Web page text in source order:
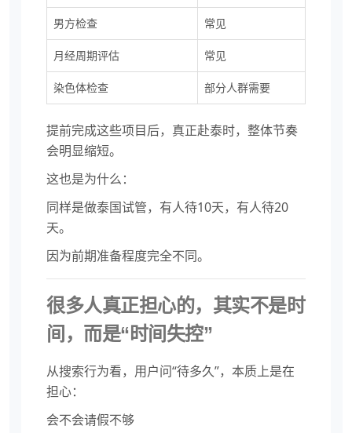
男方检查 常见
月经周期评估 常见
染色体检查 部分人群需要
提前完成这些项目后，真正赴泰时，整体节奏
会明显缩短。
这也是为什么：
同样是做泰国试管，有人待10天，有人待20
天。
因为前期准备程度完全不同。
很多人真正担心的，其实不是时
间，而是“时间失控”
从搜索行为看，用户问“待多久”，本质上是在
担心：
会不会请假不够